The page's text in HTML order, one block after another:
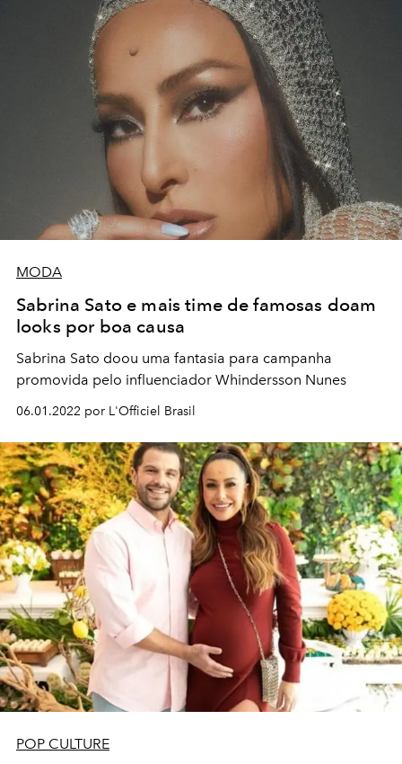
MODA
Sabrina Sato e mais time de famosas doam
looks por boa causa
Sabrina Sato doou uma fantasia para campanha
promovida pelo influenciador Whindersson Nunes
06.01.2022 por L'Officiel Brasil
POP CULTURE